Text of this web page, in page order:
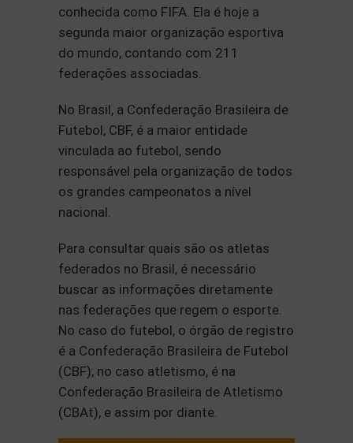
conhecida como FIFA. Ela é hoje a
segunda maior organização esportiva
do mundo, contando com 211
federações associadas.
No Brasil, a Confederação Brasileira de
Futebol, CBF, é a maior entidade
vinculada ao futebol, sendo
responsável pela organização de todos
os grandes campeonatos a nível
nacional.
Para consultar quais são os atletas
federados no Brasil, é necessário
buscar as informações diretamente
nas federações que regem o esporte.
No caso do futebol, o órgão de registro
é a Confederação Brasileira de Futebol
(CBF); no caso atletismo, é na
Confederação Brasileira de Atletismo
(CBAt), e assim por diante.